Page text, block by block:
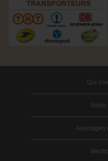
Qui
Avantages